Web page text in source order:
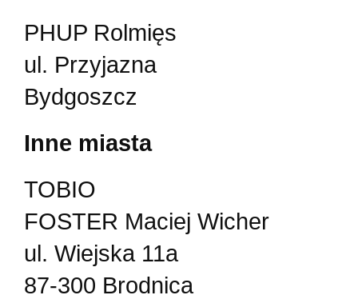
PHUP Rolmięs
ul. Przyjazna
Bydgoszcz
Inne miasta
TOBIO
FOSTER Maciej Wicher
ul. Wiejska 11a
87-300 Brodnica